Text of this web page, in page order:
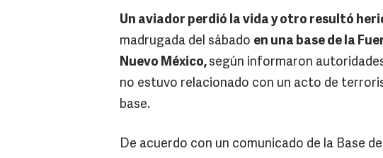
Un aviador perdió la vida y otro resultó
madrugada del sábado en una base de la
Nuevo México,según informaron
no estuvo relacionado con un acto de
base.
De acuerdo con un comunicado de la Base